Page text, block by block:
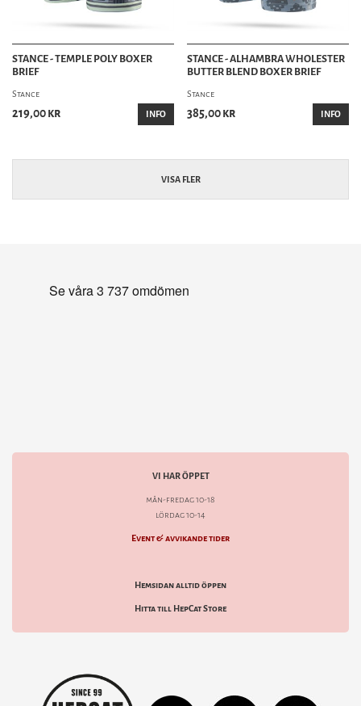
STANCE - TEMPLE POLY BOXER
BRIEF
Stance
219,00 kr INFO
STANCE - ALHAMBRA WHOLESTER
BUTTER BLEND BOXER BRIEF
Stance
385,00 kr INFO
VISA FLER
VI HAR ÖPPET
mån-fredag 10-18
lördag 10-14
Event & avvikande tider
Hemsidan alltid öppen
Hitta till HepCat Store